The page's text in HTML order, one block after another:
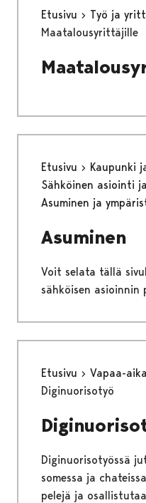
Etusivu
Työ ja
Maatalousyrittäjille
Etusivu Kaupunki
Sähköinen asiointi
Asuminen ja
Asuminen
Voit selata tällä
sähköisen asioinnin
Etusivu Vapaa-aika
Diginuorisotyö
Diginuorisotyössä
somessa ja
pelejä ja